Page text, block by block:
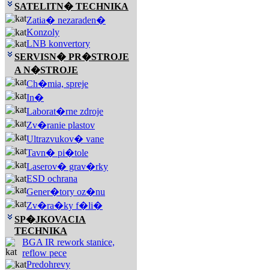
SATELITN� TECHNIKA
Zatia� nezaraden�
Konzoly
LNB konvertory
SERVISN� PR�STROJE
A N�STROJE
Ch�mia, spreje
In�
Laborat�rne zdroje
Zv�ranie plastov
Ultrazvukov� vane
Tavn� pi�tole
Laserov� grav�rky
ESD ochrana
Gener�tory oz�nu
Zv�ra�ky f�li�
SP�JKOVACIA
TECHNIKA
BGA IR rework stanice,
reflow pece
Predohrevy